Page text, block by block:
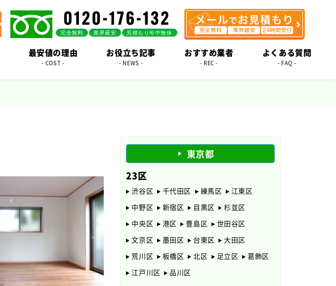
最安値の理由
- COST -
お役立ち記事
- NEWS -
おすすめ業者
- REC -
よくある質問
- FAQ -
東京都
23区
渋谷区 千代田区 練馬区
江東区
中野区
新宿区 目黒区
杉並区
中央区
港区 豊島区
世田谷区
文京区
墨田区 台東区
大田区
荒川区
板橋区 北区 足立区
葛飾区
江戸川区
品川区